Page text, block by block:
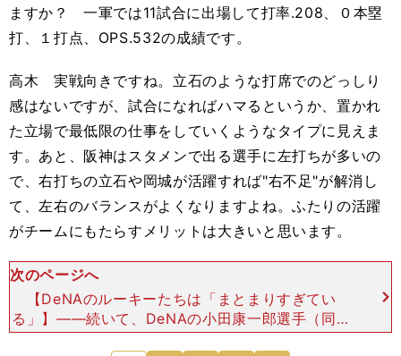
ますか？ 一軍では11試合に出場して打率.208、０本塁
打、１打点、OPS.532の成績です。
高木 実戦向きですね。立石のような打席でのどっしり
感はないですが、試合になればハマるというか、置かれ
た立場で最低限の仕事をしていくようなタイプに見えま
す。あと、阪神はスタメンで出る選手に左打ちが多いの
で、右打ちの立石や岡城が活躍すれば"右不足"が解消し
て、左右のバランスがよくなりますよね。ふたりの活躍
がチームにもたらすメリットは大きいと思います。
次のページへ
【DeNAのルーキーたちは「まとまりすぎてい
る」】――続いて、DeNAの小田康一郎選手（同１
位）は一軍での出場がないですが、オープン戦やフ